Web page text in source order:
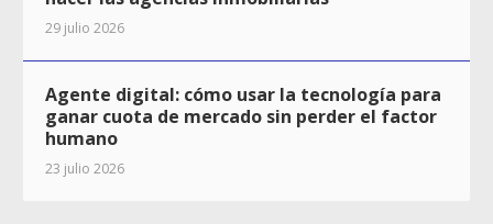
29 julio 2026
Agente digital: cómo usar la tecnología para
ganar cuota de mercado sin perder el factor
humano
23 julio 2026